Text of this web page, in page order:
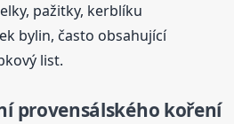
pažitky, kerblíku
bylin, často obsahující
list.
provensálského koření